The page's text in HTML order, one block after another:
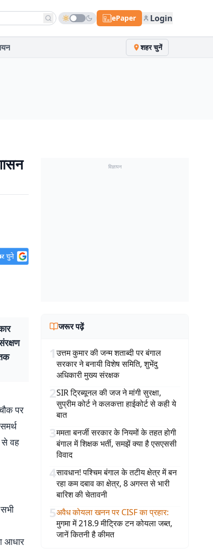
ePaper Login
शहर चुनें
पर
से वह
आधार
विज्ञापन
जरूर पढ़ें
1उत्तम कुमार की जन्म शताब्दी पर बंगाल
सरकार ने बनायी विशेष समिति, शुभेंदु
अधिकारी मुख्य संरक्षक
2SIR ट्रिब्यूनल की जज ने मांगी सुरक्षा,
सुप्रीम कोर्ट ने कलकत्ता हाईकोर्ट से कही ये
बात
3ममता बनर्जी सरकार के नियमों के तहत होगी
बंगाल में शिक्षक भर्ती, समझें क्या है एसएससी
विवाद
4सावधान! पश्चिम बंगाल के तटीय क्षेत्र में बन
रहा कम दबाव का क्षेत्र, 8 अगस्त से भारी
बारिश की चेतावनी
5अवैध कोयला खनन पर CISF का प्रहार:
मुगमा में 218.9 मीट्रिक टन कोयला जब्त,
जानें कितनी है कीमत